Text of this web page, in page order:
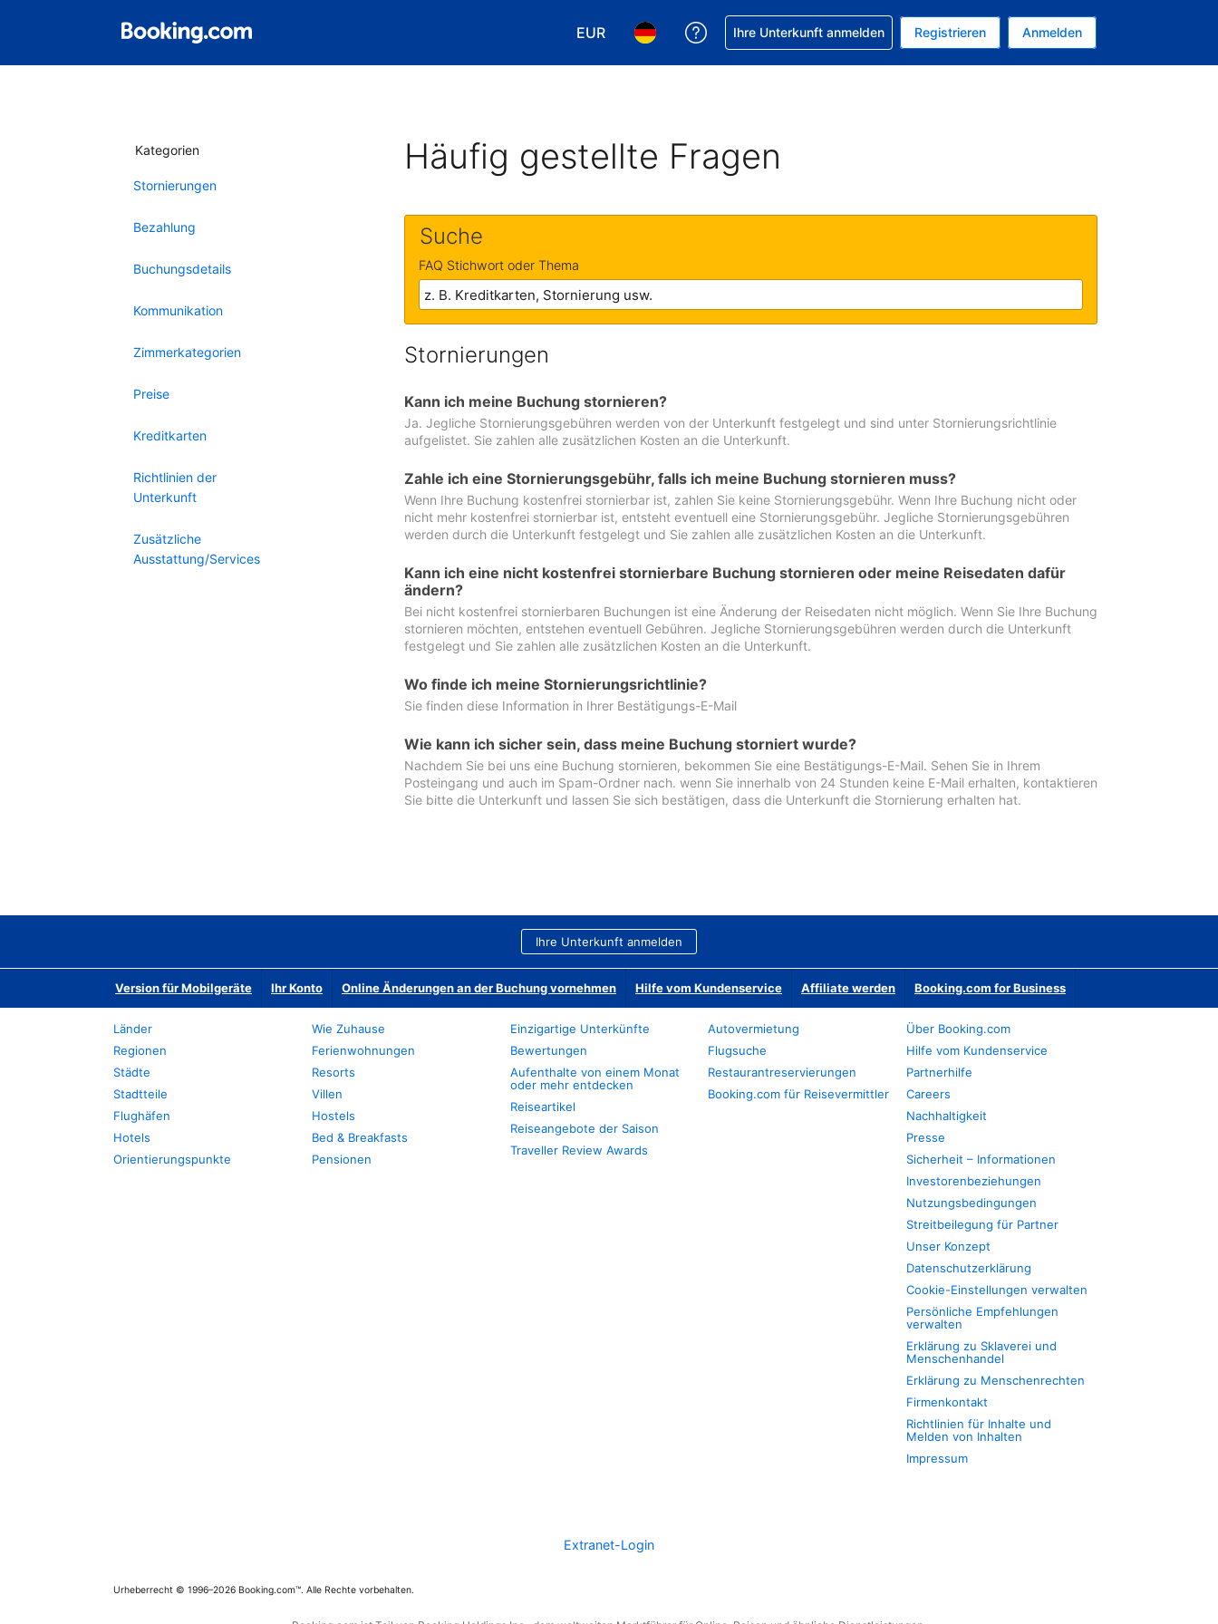
EUR
Wählen Sie Ihre Währung. Ihre aktuelle Währung ist EUR
Wählen Sie Ihre Sprache. Ihre aktuelle Sprache ist Deutsch
Hilfe bei Ihrer Buchung erhalten
Ihre Unterkunft anmelden Registrieren Anmelden
Kategorien
Stornierungen
Bezahlung
Buchungsdetails
Kommunikation
Zimmerkategorien
Preise
Kreditkarten
Richtlinien der
Unterkunft
Zusätzliche
Ausstattung/Services
Häufig gestellte Fragen
Suche
FAQ Stichwort oder Thema
Stornierungen
Kann ich meine Buchung stornieren?
Ja. Jegliche Stornierungsgebühren werden von der Unterkunft festgelegt und sind unter Stornierungsrichtlinie
aufgelistet. Sie zahlen alle zusätzlichen Kosten an die Unterkunft.
Zahle ich eine Stornierungsgebühr, falls ich meine Buchung stornieren muss?
Wenn Ihre Buchung kostenfrei stornierbar ist, zahlen Sie keine Stornierungsgebühr. Wenn Ihre Buchung nicht oder
nicht mehr kostenfrei stornierbar ist, entsteht eventuell eine Stornierungsgebühr. Jegliche Stornierungsgebühren
werden durch die Unterkunft festgelegt und Sie zahlen alle zusätzlichen Kosten an die Unterkunft.
Kann ich eine nicht kostenfrei stornierbare Buchung stornieren oder meine Reisedaten dafür
ändern?
Bei nicht kostenfrei stornierbaren Buchungen ist eine Änderung der Reisedaten nicht möglich. Wenn Sie Ihre Buchung
stornieren möchten, entstehen eventuell Gebühren. Jegliche Stornierungsgebühren werden durch die Unterkunft
festgelegt und Sie zahlen alle zusätzlichen Kosten an die Unterkunft.
Wo finde ich meine Stornierungsrichtlinie?
Sie finden diese Information in Ihrer Bestätigungs-E-Mail
Wie kann ich sicher sein, dass meine Buchung storniert wurde?
Nachdem Sie bei uns eine Buchung stornieren, bekommen Sie eine Bestätigungs-E-Mail. Sehen Sie in Ihrem
Posteingang und auch im Spam-Ordner nach. wenn Sie innerhalb von 24 Stunden keine E-Mail erhalten, kontaktieren
Sie bitte die Unterkunft und lassen Sie sich bestätigen, dass die Unterkunft die Stornierung erhalten hat.
Ihre Unterkunft anmelden
Version für Mobilgeräte Ihr Konto Online Änderungen an der Buchung vornehmen Hilfe vom Kundenservice Affiliate werden Booking.com for Business
Länder
Regionen
Städte
Stadtteile
Flughäfen
Hotels
Orientierungspunkte
Wie Zuhause
Ferienwohnungen
Resorts
Villen
Hostels
Bed & Breakfasts
Pensionen
Einzigartige Unterkünfte
Bewertungen
Aufenthalte von einem Monat
oder mehr entdecken
Reiseartikel
Reiseangebote der Saison
Traveller Review Awards
Autovermietung
Flugsuche
Restaurantreservierungen
Booking.com für Reisevermittler
Über Booking.com
Hilfe vom Kundenservice
Partnerhilfe
Careers
Nachhaltigkeit
Presse
Sicherheit – Informationen
Investorenbeziehungen
Nutzungsbedingungen
Streitbeilegung für Partner
Unser Konzept
Datenschutzerklärung
Cookie-Einstellungen verwalten
Persönliche Empfehlungen
verwalten
Erklärung zu Sklaverei und
Menschenhandel
Erklärung zu Menschenrechten
Firmenkontakt
Richtlinien für Inhalte und
Melden von Inhalten
Impressum
Extranet-Login
Urheberrecht © 1996–2026 Booking.com™. Alle Rechte vorbehalten.